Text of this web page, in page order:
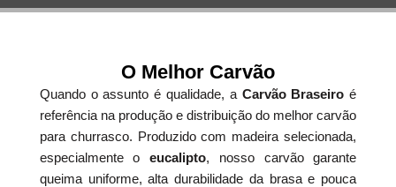
O Melhor Carvão
Quando o assunto é qualidade, a Carvão Braseiro é
referência na produção e distribuição do melhor carvão
para churrasco. Produzido com madeira selecionada,
especialmente oeucalipto, nosso carvão garante
queima uniforme, alta durabilidade da brasa e pouca